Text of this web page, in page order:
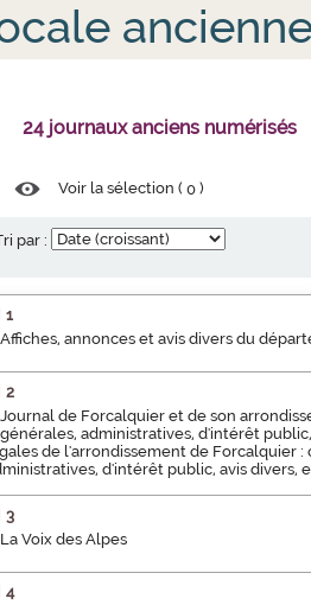
24 journaux anciens numérisés
Voir la sélection (0 )
par :
1
Affiches, annonces et avis divers du
2
Journal de Forcalquier et de son
générales, administratives, d'intérêt
de l'arrondissement de Forcalquier
d'intérêt public, avis divers,
3
La Voix des Alpes
4